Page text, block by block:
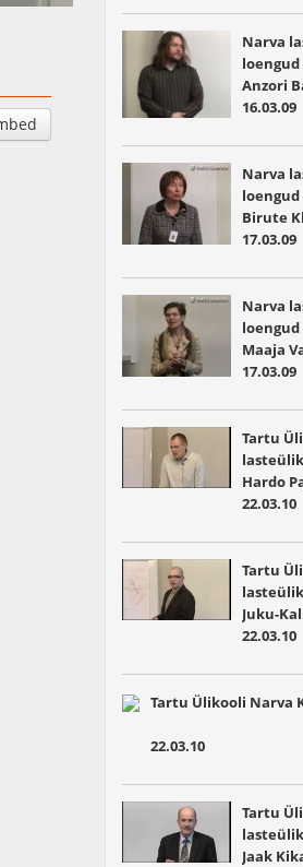
Narva
loengud
Anzori
16.03.09
Narva
loengud
Birute
17.03.09
Narva
loengud
Maaja
17.03.09
Tartu
Hardo
22.03.10
Tartu
Juku-
22.03.10
Tartu Ülikooli Narva
22.03.10
Tartu
Jaak